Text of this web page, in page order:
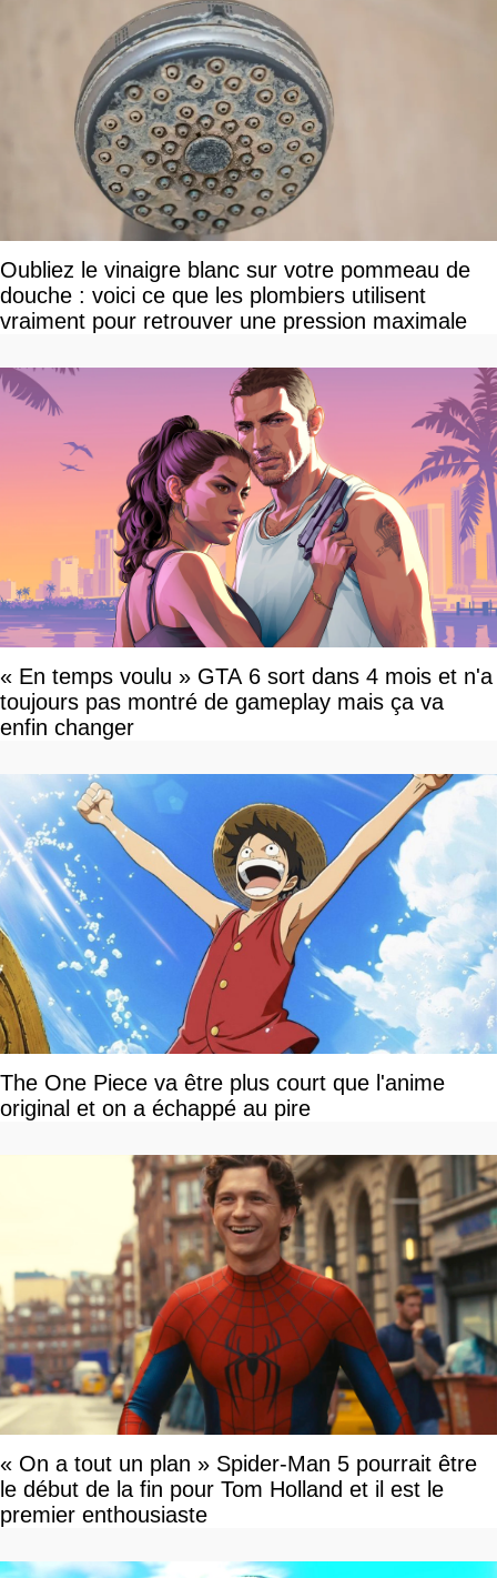
Oubliez le vinaigre blanc sur votre pommeau de
douche : voici ce que les plombiers utilisent
vraiment pour retrouver une pression maximale
« En temps voulu » GTA 6 sort dans 4 mois et n'a
toujours pas montré de gameplay mais ça va
enfin changer
The One Piece va être plus court que l'anime
original et on a échappé au pire
« On a tout un plan » Spider-Man 5 pourrait être
le début de la fin pour Tom Holland et il est le
premier enthousiaste